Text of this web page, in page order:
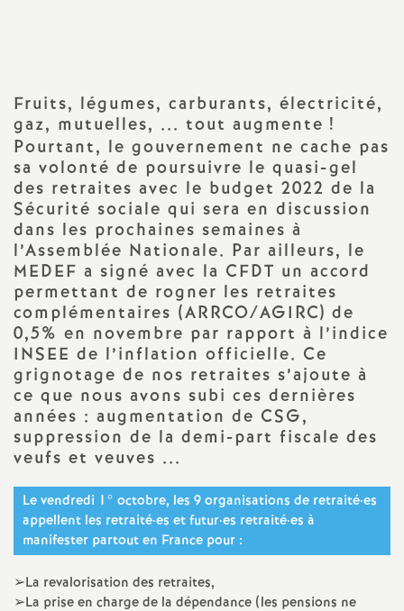
o
n
a
l
d
e
s
E
n
s
Fruits, légumes, carburants, électricité,
gaz, mutuelles, ... tout augmente !
Pourtant, le gouvernement ne cache pas
sa volonté de poursuivre le quasi-gel
des retraites avec le budget 2022 de la
Sécurité sociale qui sera en discussion
dans les prochaines semaines à
l’Assemblée Nationale. Par ailleurs, le
MEDEF a signé avec la CFDT un accord
permettant de rogner les retraites
complémentaires (ARRCO/AGIRC) de
0,5% en novembre par rapport à l’indice
INSEE de l’inflation officielle. Ce
grignotage de nos retraites s’ajoute à
ce que nous avons subi ces dernières
années : augmentation de CSG,
suppression de la demi-part fiscale des
veufs et veuves ...
Le vendredi 1° octobre, les 9 organisations de retraité·es
appellent les retraité·es et futur·es retraité·es à
manifester partout en France pour :
➢La revalorisation des retraites,
➢La prise en charge de la dépendance (les pensions ne